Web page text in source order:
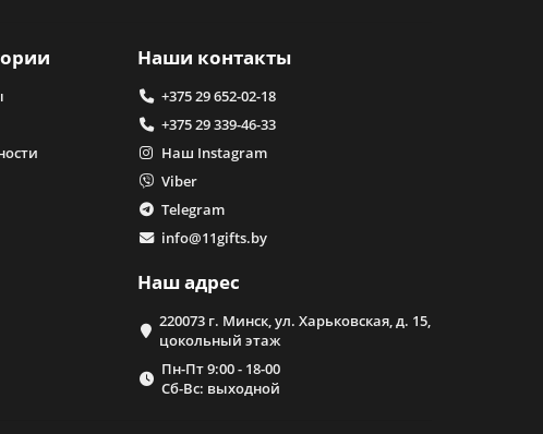
Наши контакты
+375 29 652-02-18
+375 29 339-46-33
Наш Instagram
Viber
Telegram
info@11gifts.by
Наш адрес
220073 г. Минск, ул. Харьковская, д. 15,
цокольный этаж
Пн-Пт 9:00 - 18-00
Сб-Вс: выходной